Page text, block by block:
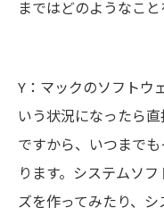
まではどのようなこ
Y：マックのソフトウ
いう状況になったら
ですから、いつまで
ります。システムソ
ズを作ってみたり、